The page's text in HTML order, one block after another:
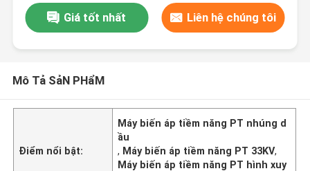
Giá tốt nhất Liên hệ chúng tôi
Mô Tả SảN PHẩM
Điểm nổi bật:
Máy biến áp tiềm năng PT nhúng d
ầu
, Máy biến áp tiềm năng PT 33KV,
Máy biến áp tiềm năng PT hình xuy